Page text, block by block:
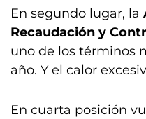
En segundo lugar, la
Recaudación y
uno de los términos
año. Y el calor
En cuarta posición